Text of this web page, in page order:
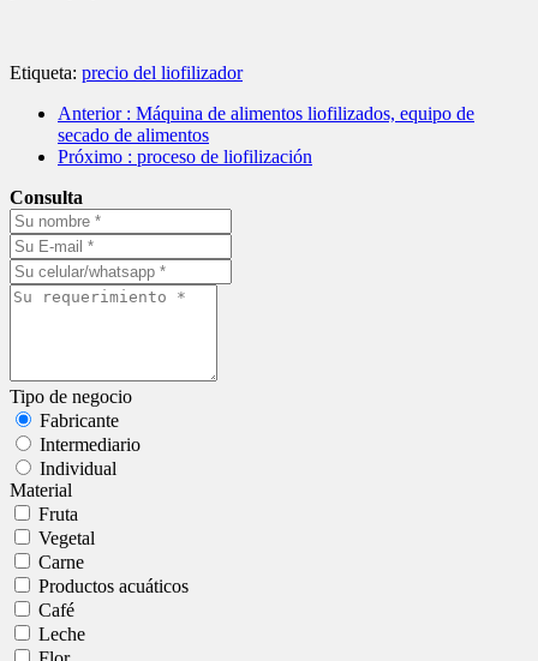
Etiqueta: precio del liofilizador
Anterior : Máquina de alimentos liofilizados, equipo de
secado de alimentos
Próximo : proceso de liofilización
Consulta
Tipo de negocio
Fabricante
Intermediario
Individual
Material
Fruta
Vegetal
Carne
Productos acuáticos
Café
Leche